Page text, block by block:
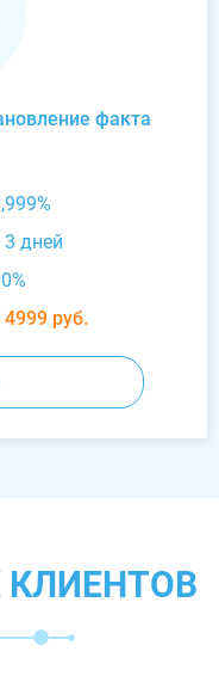
факта
3 дней
4999 руб.